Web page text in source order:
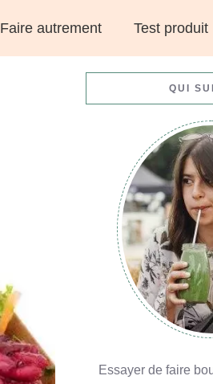
Faire autrement Test produit
QUI
Essayer de faire